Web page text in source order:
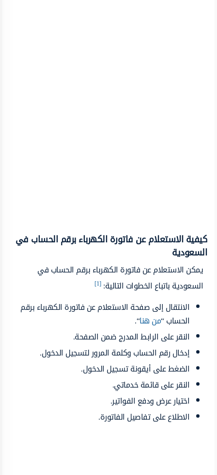
كيفية الاستعلام عن فاتورة الكهرباء برقم الحساب في
السعودية
يمكن الاستعلام عن فاتورة الكهرباء برقم الحساب في
السعودية باتباع الخطوات التالية:[1]
الانتقال إلى صفحة الاستعلام عن فاتورة الكهرباء برقم
الحساب “من هنا“.
النقر على الرابط المدرج ضمن الصفحة.
إدخال رقم الحساب وكلمة المرور لتسجيل الدخول.
الضغط على أيقونة تسجيل الدخول.
النقر على قائمة خدماتي.
اختيار عرض ودفع الفواتير.
الاطلاع على تفاصيل الفاتورة.